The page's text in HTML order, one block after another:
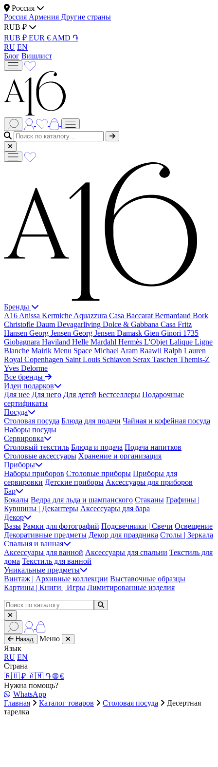
Россия
Россия Армения Другие страны
RUB ₽
RUB ₽ EUR € AMD ֏
RU EN
Блог Вишлист
Бренды
A16 Anissa Kermiche Aquazzura Casa Baccarat Bernardaud Bork
Christofle Daum Devagarliving Dolce & Gabbana Casa Fritz
Hansen Georg Jensen Georg Jensen Damask Gien Ginori 1735
Giobagnara Haviland Helle Mardahl Hermès L'Objet Lalique Ligne
Blanche Mairik Menu Space Michael Aram Raawii Ralph Lauren
Royal Copenhagen Saint Louis Schiavon Serax Taschen Themis-Z
Yves Delorme
Все бренды
Идеи подарков
Для нее Для него Для детей Бестселлеры Подарочные
сертификаты
Посуда
Столовая посуда Блюда для подачи Чайная и кофейная посуда
Наборы посуды
Сервировка
Столовый текстиль Блюда и подача Подача напитков
Столовые аксессуары Хранение и организация
Приборы
Наборы приборов Столовые приборы Приборы для
сервировки Детские приборы Аксессуары для приборов
Бар
Бокалы Ведра для льда и шампанского Стаканы Графины |
Кувшины | Декантеры Аксессуары для бара
Декор
Вазы Рамки для фотографий Подсвечники | Свечи Освещение
Декоративные предметы Декор для праздника Столы | Зеркала
Спальня и ванная
Аксессуары для ванной Аксессуары для спальни Текстиль для
дома Текстиль для ванной
Уникальные предметы
Винтаж | Архивные коллекции Выставочные образцы
Картины | Книги | Игры Лимитированные изделия
Назад
Меню
Язык
RU EN
Страна
🇷🇺 ₽ 🇦🇲 ֏🌐 €
Нужна помощь?
WhatsApp
Главная
Каталог товаров Столовая посуда
Десертная
тарелка